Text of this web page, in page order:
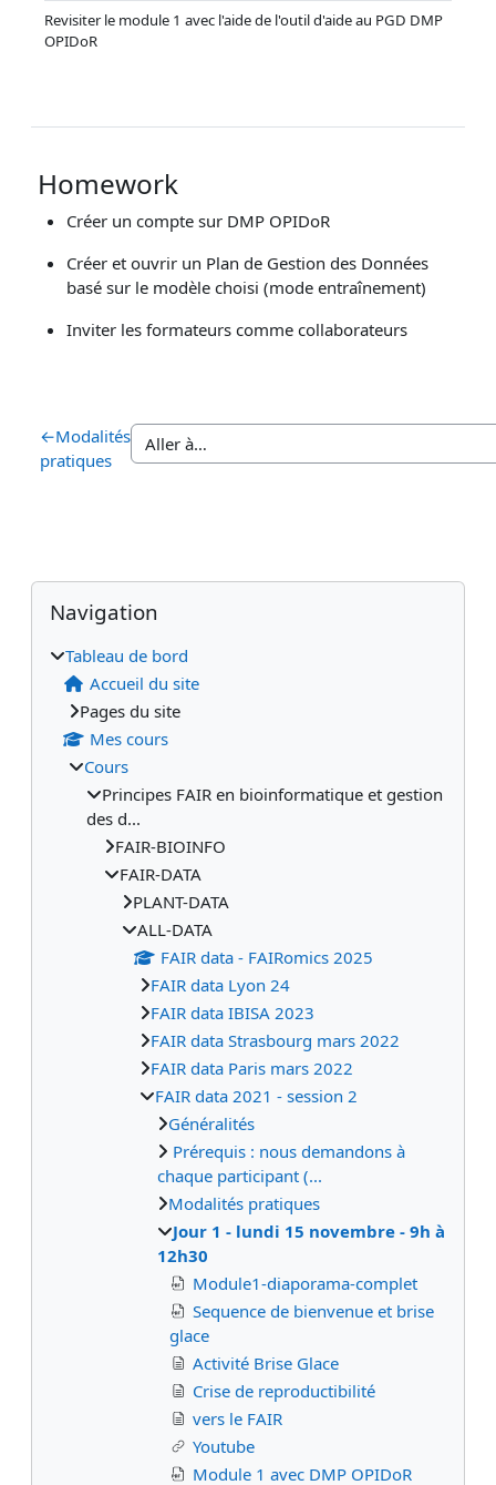
Revisiter le module 1 avec l'aide de l'outil d'aide au PGD DMP
OPIDoR
Homework
Créer un compte sur DMP OPIDoR
Créer et ouvrir un Plan de Gestion des Données
basé sur le modèle choisi (mode entraînement)
Inviter les formateurs comme collaborateurs
←Modalités
pratiques
Blocs
Blocs supplémentaires
Passer Navigation
Navigation
Tableau de bord
Accueil du site
Pages du site
Mes cours
Cours
Principes FAIR en bioinformatique et gestion
des d...
FAIR-BIOINFO
FAIR-DATA
PLANT-DATA
ALL-DATA
FAIR data - FAIRomics 2025
FAIR data Lyon 24
FAIR data IBISA 2023
FAIR data Strasbourg mars 2022
FAIR data Paris mars 2022
FAIR data 2021 - session 2
Généralités
Prérequis : nous demandons à
chaque participant (...
Modalités pratiques
Jour 1 - lundi 15 novembre - 9h à
12h30
Module1-diaporama-complet
Sequence de bienvenue et brise
glace
Activité Brise Glace
Crise de reproductibilité
vers le FAIR
Youtube
Module 1 avec DMP OPIDoR